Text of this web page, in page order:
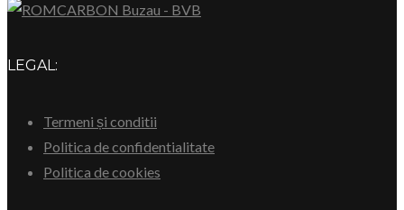
LEGAL:
Termeni și conditii
Politica de confidentialitate
Politica de cookies